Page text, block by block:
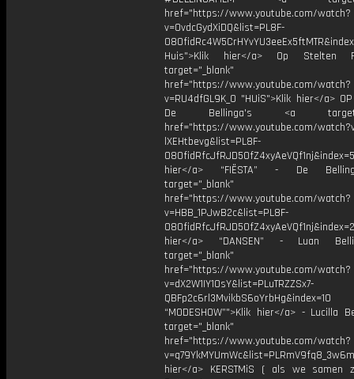
href="https://www.youtube.com/watch?
v=OvdcGydXiDQ&list=PL8F-
Huis">Klik hier</a> Op Stelten
target="_blank"
href="https://www.youtube.com/watch?
v=RU4dfGL9K_0 "HUiS">Klik hier</a> OP
De Bellinga's <a
href="https://www.youtube.com/
lXEHtbevg&list=PL8F-
hier</a> “FIËSTA” - De
target="_blank"
href="https://www.youtube.com/watch?
v=HBB_1PJwB2c&list=PL8F-
hier</a> “DANSEN” - Luan
target="_blank"
href="https://www.youtube.com/watch?
v=dX2W1IY1OsY&list=PLuTRZZSx7-
QBFp2c6rl3MvikbS6oYrbHg&index=10
“MODESHOW”">Klik hier</a> - Lucilla
target="_blank"
href="https://www.youtube.com/watch?
hier</a> KERSTMiS ( als we samen